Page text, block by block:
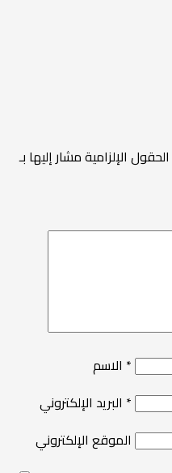
الحقول الإلزامية مشار إليها بـ
*
*
الموقع الإلكتروني